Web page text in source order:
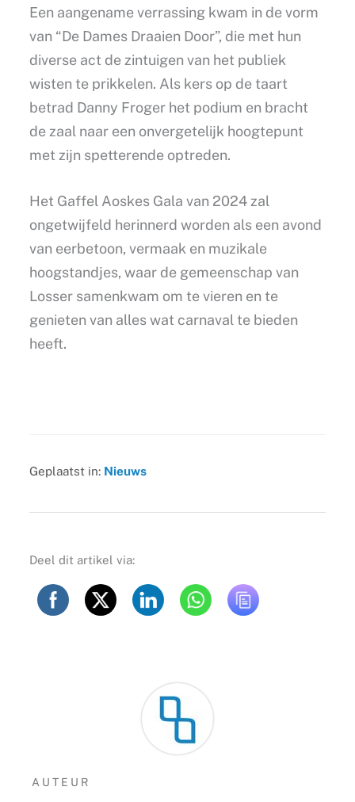
Een aangename verrassing kwam in de vorm
van “De Dames Draaien Door”, die met hun
diverse act de zintuigen van het publiek
wisten te prikkelen. Als kers op de taart
betrad Danny Froger het podium en bracht
de zaal naar een onvergetelijk hoogtepunt
met zijn spetterende optreden.
Het Gaffel Aoskes Gala van 2024 zal
ongetwijfeld herinnerd worden als een avond
van eerbetoon, vermaak en muzikale
hoogstandjes, waar de gemeenschap van
Losser samenkwam om te vieren en te
genieten van alles wat carnaval te bieden
heeft.
Geplaatst in: Nieuws
Deel dit artikel via:
AUTEUR